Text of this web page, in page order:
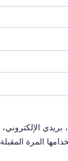
الإلكتروني،
المرة